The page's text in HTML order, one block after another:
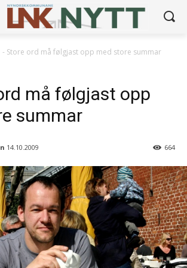
- Store ord må følgjast opp med store summar
må følgjast opp
summar
14.10.2009 664